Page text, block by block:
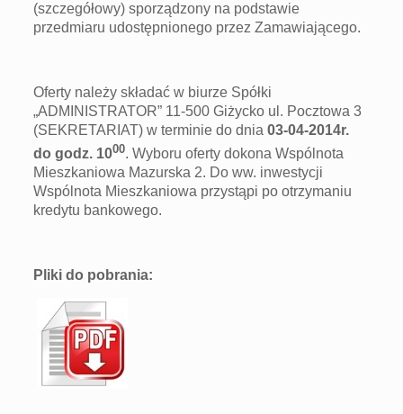
(szczegółowy) sporządzony na podstawie
przedmiaru udostępnionego przez Zamawiającego.
Oferty należy składać w biurze Spółki
„ADMINISTRATOR” 11-500 Giżycko ul. Pocztowa 3
(SEKRETARIAT) w terminie do dnia03-04-2014r.
do godz. 1000. Wyboru oferty dokona Wspólnota
Mieszkaniowa Mazurska 2. Do ww. inwestycji
Wspólnota Mieszkaniowa przystąpi po otrzymaniu
kredytu bankowego.
Pliki do pobrania: